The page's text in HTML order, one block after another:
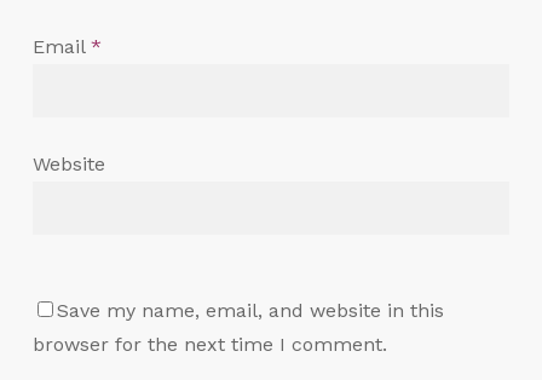
Email *
Website
Save my name, email, and website in this
browser for the next time I comment.